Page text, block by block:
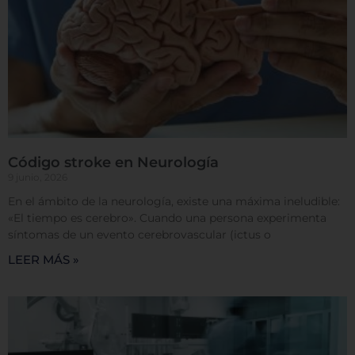
Código stroke en Neurología
En el ámbito de la neurología, existe una máxima ineludible:
«El tiempo es cerebro». Cuando una persona experimenta
síntomas de un evento cerebrovascular (ictus o
LEER MÁS »
predeterminadas. Sin embargo, el bloqueo de
experiencia en el sitio y los servicios que podemos
ofrecer.
Más información
Permitir todas
Sistema de personalización de cookies